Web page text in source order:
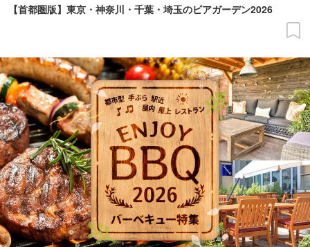
【首都圏版】東京・神奈川・千葉・埼玉のビアガーデン2026